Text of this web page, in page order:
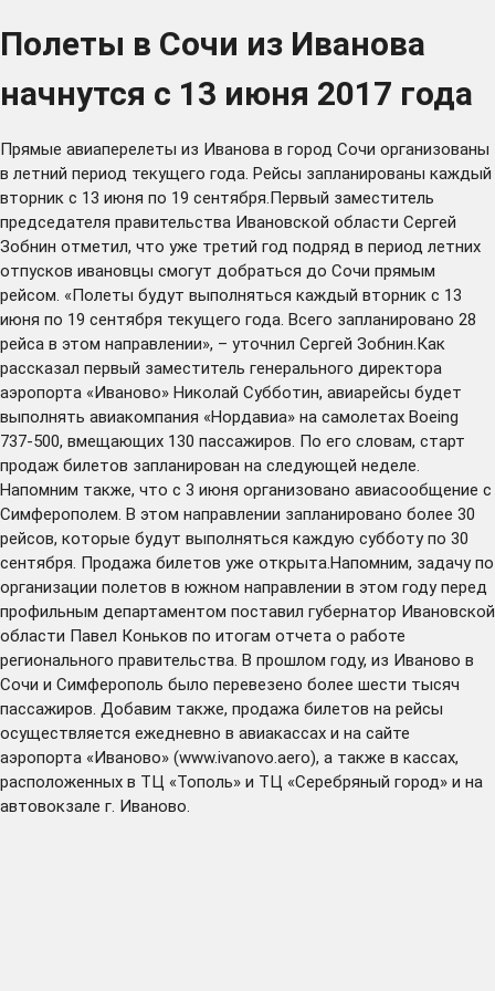
Полеты в Сочи из Иванова
начнутся с 13 июня 2017 года
Прямые авиаперелеты из Иванова в город Сочи организованы
в летний период текущего года. Рейсы запланированы каждый
вторник с 13 июня по 19 сентября.Первый заместитель
председателя правительства Ивановской области Сергей
Зобнин отметил, что уже третий год подряд в период летних
отпусков ивановцы смогут добраться до Сочи прямым
рейсом. «Полеты будут выполняться каждый вторник с 13
июня по 19 сентября текущего года. Всего запланировано 28
рейса в этом направлении», – уточнил Сергей Зобнин.Как
рассказал первый заместитель генерального директора
аэропорта «Иваново» Николай Субботин, авиарейсы будет
выполнять авиакомпания «Нордавиа» на самолетах Boeing
737-500, вмещающих 130 пассажиров. По его словам, старт
продаж билетов запланирован на следующей неделе.
Напомним также, что с 3 июня организовано авиасообщение с
Симферополем. В этом направлении запланировано более 30
рейсов, которые будут выполняться каждую субботу по 30
сентября. Продажа билетов уже открыта.Напомним, задачу по
организации полетов в южном направлении в этом году перед
профильным департаментом поставил губернатор Ивановской
области Павел Коньков по итогам отчета о работе
регионального правительства. В прошлом году, из Иваново в
Сочи и Симферополь было перевезено более шести тысяч
пассажиров. Добавим также, продажа билетов на рейсы
осуществляется ежедневно в авиакассах и на сайте
аэропорта «Иваново» (www.ivanovo.aero), а также в кассах,
расположенных в ТЦ «Тополь» и ТЦ «Серебряный город» и на
автовокзале г. Иваново.